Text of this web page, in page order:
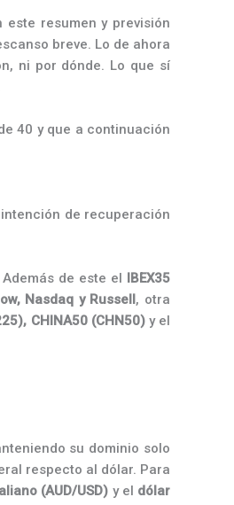
resumen y previsión
breve. Lo de ahora
ni por dónde. Lo que sí
40 y que a continuación
de recuperación
de este el IBEX35
Nasdaq y Russell, otra
CHINA50 (CHN50) y el
su dominio solo
respecto al dólar. Para
(AUD/USD) y el dólar